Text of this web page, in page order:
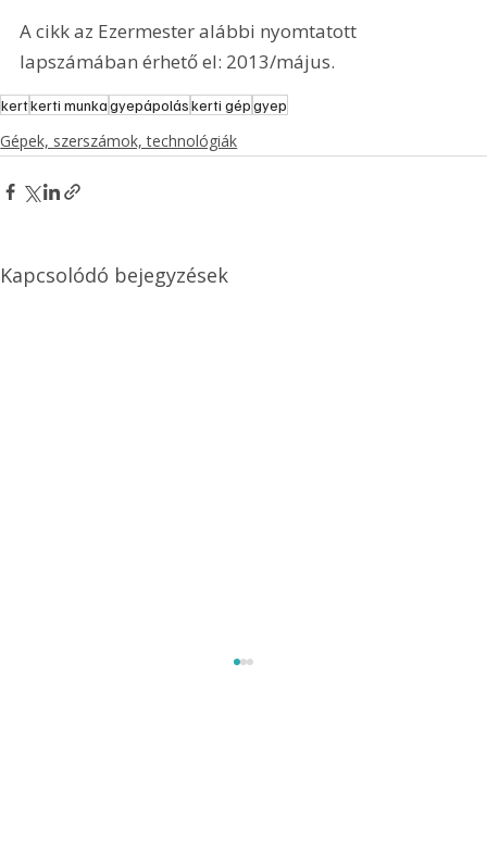
A cikk az Ezermester alábbi nyomtatott
lapszámában érhető el: 2013/május.
kertkerti munkagyepápoláskerti gépgyep
Gépek, szerszámok, technológiák
Kapcsolódó bejegyzések